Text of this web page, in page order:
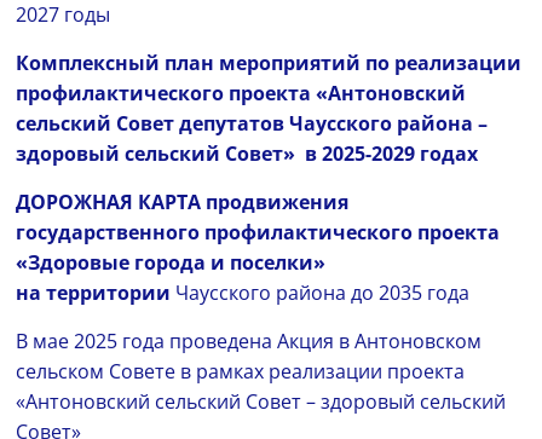
2027 годы
Комплексный план мероприятий по реализации
профилактического проекта «Антоновский
сельский Совет депутатов Чаусского района –
здоровый сельский Совет» в 2025-2029 годах
ДОРОЖНАЯ КАРТА продвижения
государственного профилактического проекта
«Здоровые города и поселки»
на территории Чаусского района до 2035 года
В мае 2025 года проведена Акция в Антоновском
сельском Совете в рамках реализации проекта
«Антоновский сельский Совет – здоровый сельский
Совет»